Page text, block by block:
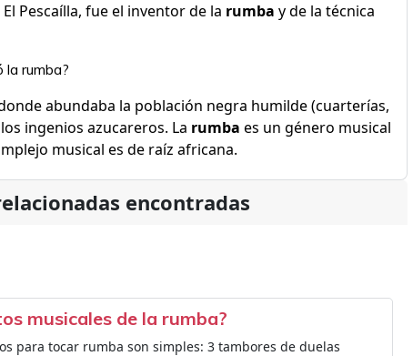
Pescaílla, fue el inventor de la rumba y de la técnica
la rumba?
abundaba la población negra humilde (cuarterías,
ingenios azucareros. La rumba es un género musical
musical es de raíz africana.
encontradas
musicales de la rumba?
para tocar rumba son simples: 3 tambores de duelas